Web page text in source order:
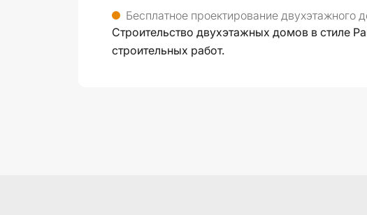
Бесплатное проектирование двухэтажного
Строительство двухэтажных домов в стиле
строительных работ.